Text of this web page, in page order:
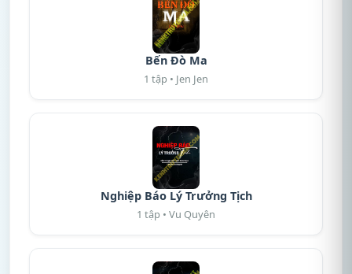
Bến Đò Ma
1 tập • Jen Jen
Nghiệp Báo Lý Trưởng Tịch
1 tập • Vu Quyên